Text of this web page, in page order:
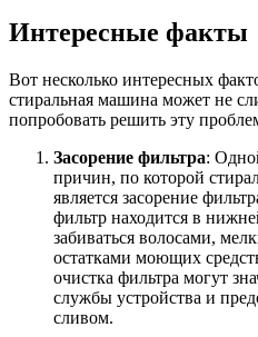
Интересные факты
Вот несколько интересных
стиральная машина может не
попробовать решить эту
Засорение фильтра:
причин, по которой
является засорение
фильтр находится в
забиваться волосами,
остатками моющих
очистка фильтра могут
службы устройства и
сливом.